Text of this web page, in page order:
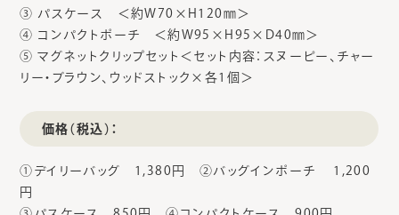
③ パスケース ＜約W70×H120㎜＞
④ コンパクトポーチ ＜約W95×H95×D40㎜＞
⑤ マグネットクリップセット＜セット内容：スヌーピー、チャー
リー・ブラウン、ウッドストック×各1個＞
価格（税込）：
①デイリーバッグ 1,380円 ②バッグインポーチ 1,200
円